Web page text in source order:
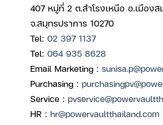
407 หมู่ที่ 2 ต.สำโรงเหนือ อ.เมืองส
จ.สมุทรปราการ 10270
Tel: 02 397 1137
Tel: 064 935 8628
Email Marketing :
Purchasing :
Service :
HR : hr@powervaultthailand.com